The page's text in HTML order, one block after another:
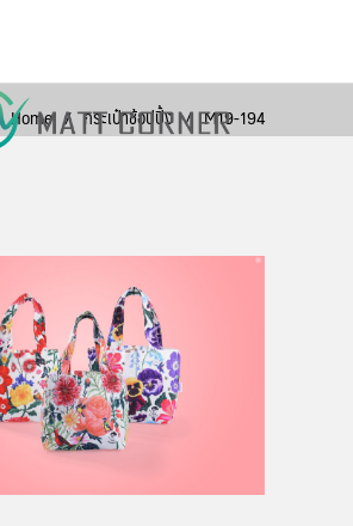
Home / กระเป๋าช้อปปิ้ง / M19-194